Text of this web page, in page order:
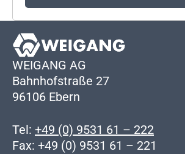
WEIGANG AG
Bahnhofstraße 27
96106 Ebern
Tel: +49 (0) 9531 61 – 222
Fax: +49 (0) 9531 61 – 221